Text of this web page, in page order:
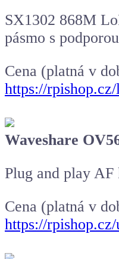
SX1302 868M
pásmo s
Cena (platná v
https://
Waveshare
Plug and play AF
Cena (platná v
https://